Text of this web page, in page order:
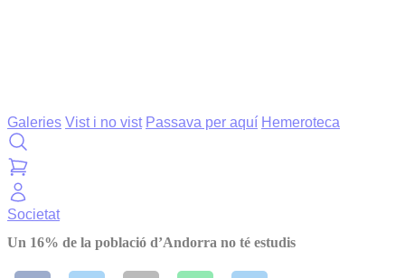
Galeries Vist i no vist Passava per aquí Hemeroteca
Societat
Un 16% de la població d’Andorra no té estudis